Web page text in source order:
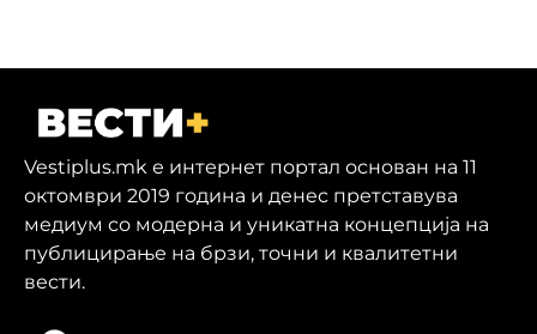
Vestiplus.mk е интернет портал основан на 11
октомври 2019 година и денес претставува
медиум со модерна и уникатна концепција на
публицирање на брзи, точни и квалитетни
вести.